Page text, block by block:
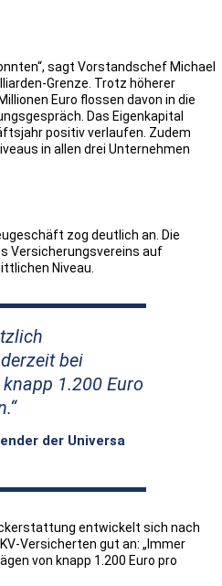
sagt Vorstandschef Michael
Grenze. Trotz höherer
Euro flossen davon in die
Das Eigenkapital
positiv verlaufen. Zudem
in allen drei Unternehmen
zog deutlich an. Die
Versicherungsvereins auf
Niveau.
bei
1.200 Euro
der Universa
entwickelt sich nach
Versicherten gut an: „Immer
von knapp 1.200 Euro pro